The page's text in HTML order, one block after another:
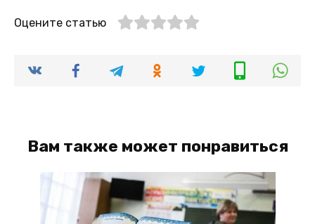
Оцените статью
Вам также может понравиться